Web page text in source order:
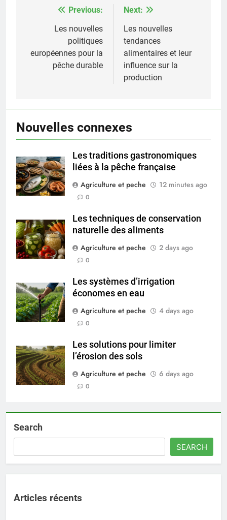
navigation
Previous:
Les nouvelles
politiques
européennes pour la
pêche durable
Next:
Les nouvelles
tendances
alimentaires et leur
influence sur la
production
Nouvelles connexes
Les traditions gastronomiques
liées à la pêche française
Agriculture et peche
12 minutes ago
0
Les techniques de conservation
naturelle des aliments
Agriculture et peche
2 days ago
0
Les systèmes d’irrigation
économes en eau
Agriculture et peche
4 days ago
0
Les solutions pour limiter
l’érosion des sols
Agriculture et peche
6 days ago
0
Search
SEARCH
Articles récents